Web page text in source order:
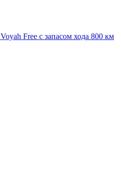
Free с запасом хода 800 км